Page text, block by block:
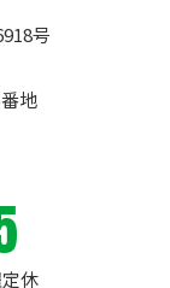
号
地
休